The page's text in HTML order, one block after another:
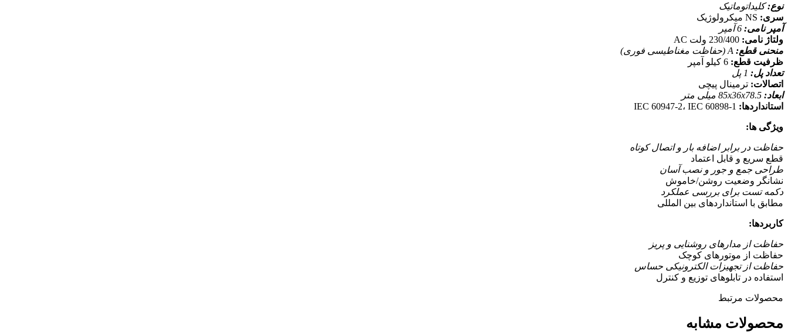
نوع:کلیداتوماتیک
سری:
آمپر نامی:
ولتاژ نامی:
منحنی قطع:
ظرفیت قطع:
تعداد پل:
اتصالات: ترمینال پیچی
ابعاد:
استانداردها:
ویژگی ها:
حفاظت در برابر اضافه بار و اتصال کوتاه
قطع سریع و قابل اعتماد
طراحی جمع و جور و نصب آسان
نشانگر وضعیت روشن/خاموش
دکمه تست برای بررسی عملکرد
مطابق با استانداردهای بین المللی
کاربردها:
حفاظت از مدارهای روشنایی و پریز
حفاظت از موتورهای کوچک
حفاظت از تجهیزات الکترونیکی حساس
استفاده در تابلوهای توزیع و کنترل
محصولات مرتبط
محصولات مشابه